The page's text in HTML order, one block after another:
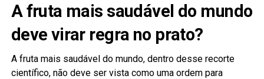
A fruta mais saudável do mundo
deve virar regra no prato?
A fruta mais saudável do mundo, dentro desse recorte
científico, não deve ser vista como uma ordem para